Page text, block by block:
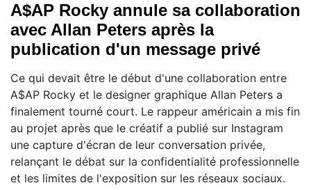
A$AP Rocky annule sa collaboration
avec Allan Peters après la
publication d'un message privé
Ce qui devait être le début d'une collaboration entre
A$AP Rocky et le designer graphique Allan Peters a
finalement tourné court. Le rappeur américain a mis fin
au projet après que le créatif a publié sur Instagram
une capture d'écran de leur conversation privée,
relançant le débat sur la confidentialité professionnelle
et les limites de l'exposition sur les réseaux sociaux.